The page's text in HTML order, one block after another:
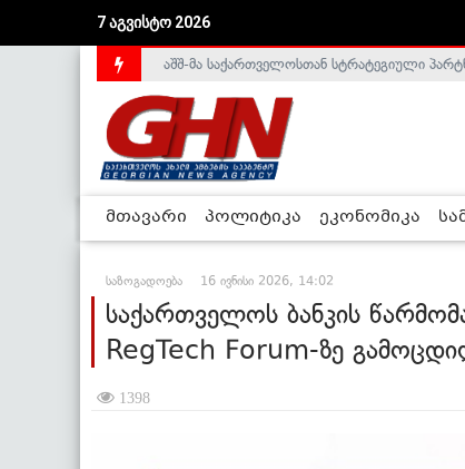
7 აგვისტო 2026
საქართველოს დე-ფაქტო მთავრობა
აშშ-მა საქართველოსთან სტრატეგიული
მთავარი პოლიტიკა ეკონომიკა
საზოგადოება 16 ივნისი 2026, 14:02
საქართველოს ბანკის
RegTech Forum-ზე
1398